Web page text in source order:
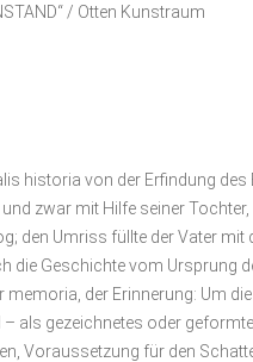
/ Otten Kunstraum
historia von der Erfindung
zwar mit Hilfe seiner
den Umriss füllte der Vater
die Geschichte vom
der Erinnerung: Um
– als gezeichnetes oder
Voraussetzung für den